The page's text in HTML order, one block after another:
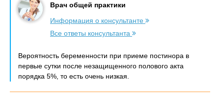
Врач общей практики
Информация о консультанте
Все ответы консультанта
Вероятность беременности при приеме постинора в
первые сутки после незащищенного полового акта
порядка 5%, то есть очень низкая.